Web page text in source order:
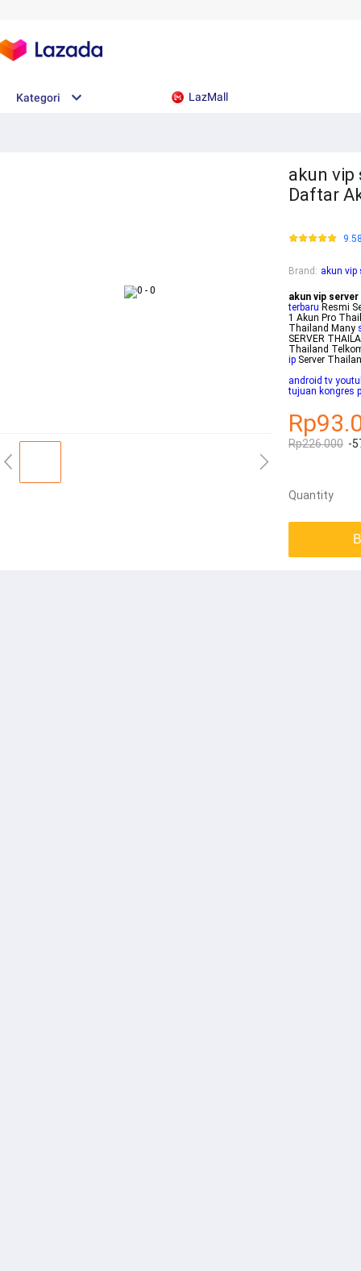
Kategori LazMall
akun vip
Daftar
Brand : akun vip
akun vip
terbaru Resmi
1 Akun Pro
Thailand Many
SERVER
Thailand
ip Server
android tv
tujuan kongres
Rp226.000 -
Quantity